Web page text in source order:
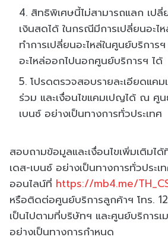
สิทธิพิเศษนี้ไม่สามารถแลก เป
เงินสดได้ ในกรณีมีการเปลี่ยนอะไ
ทำการเปลี่ยนอะไหล่ในศูนย์บริการ
อะไหล่ออกไปนอกศูนย์บริการฯ ได้
โปรดตรวจสอบรายละเอียดแค
ร่วม และเงื่อนไขแคมเปญได้ ณ ศูน
เบนซ์ อย่างเป็นทางการทั่วประเทศ
สอบถามข้อมูลและเงื่อนไขเพิ่มเติมได้
เดส-เบนซ์ อย่างเป็นทางการทั่วประ
ออนไลน์ที่ https://mb4.me/
หรือติดต่อศูนย์บริการลูกค้าฯ โทร.
เป็นไปตามที่บริษัทฯ และศูนย์บริการเ
อย่างเป็นทางการกำหนด